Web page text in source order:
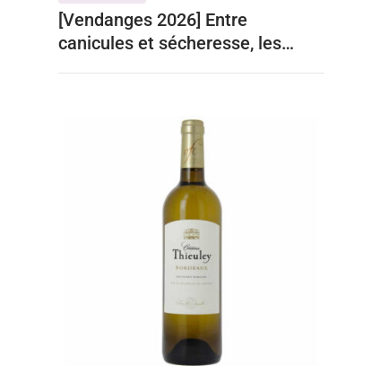
[Vendanges 2026] Entre
canicules et sécheresse, les